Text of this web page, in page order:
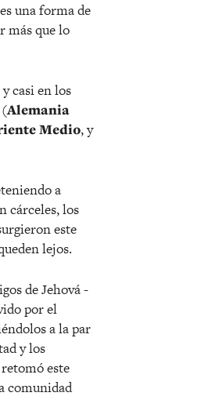
una forma de
más que lo
casi en los
Alemania
Medio, y
a
cárceles, los
este
lejos.
de Jehová -
por el
a la par
y los
este
comunidad